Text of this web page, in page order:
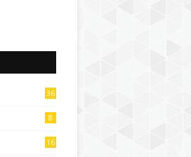
36
8
16